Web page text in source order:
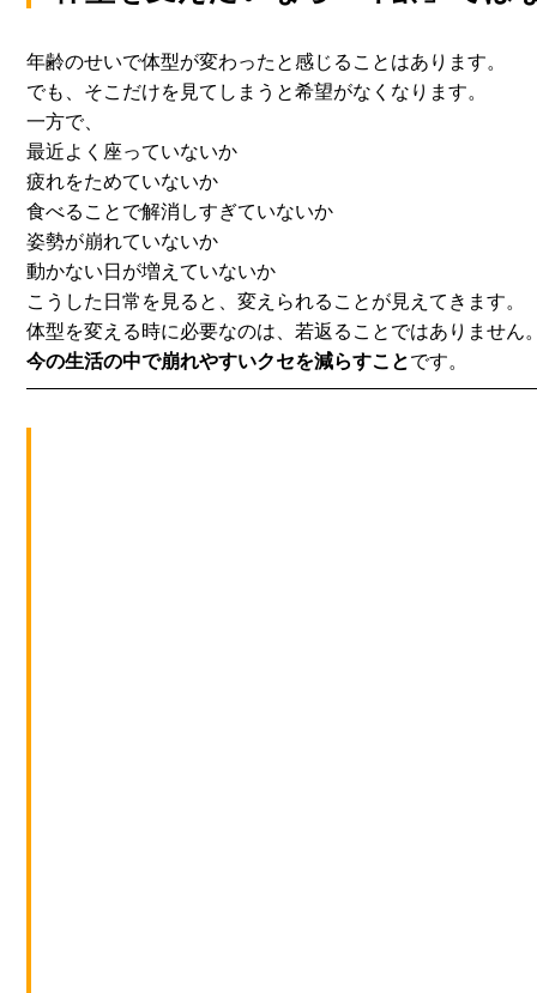
年齢のせいで体型が変わったと感じることはあります。
でも、そこだけを見てしまうと希望がなくなります。
一方で、
最近よく座っていないか
疲れをためていないか
食べることで解消しすぎていないか
姿勢が崩れていないか
動かない日が増えていないか
こうした日常を見ると、変えられることが見えてきます。
体型を変える時に必要なのは、若返ることではありません
今の生活の中で崩れやすいクセを減らすことです。